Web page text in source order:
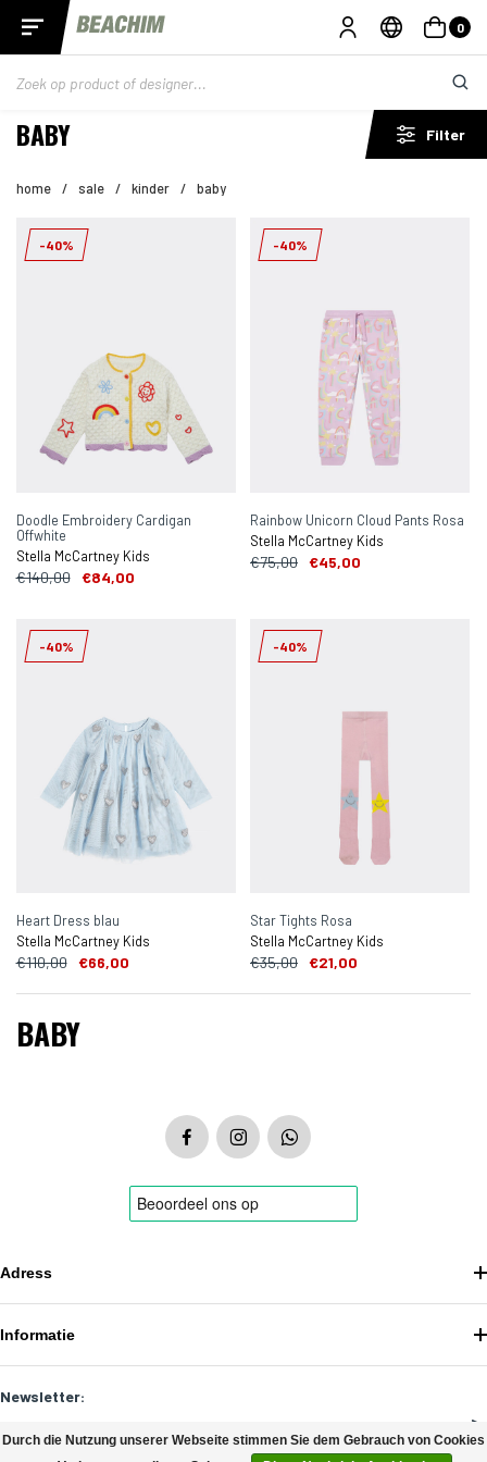
0
BABY Filter
home / sale / kinder / baby
-40%
Doodle Embroidery Cardigan
Offwhite
Stella McCartney Kids
€140,00 €84,00
-40%
Rainbow Unicorn Cloud Pants Rosa
Stella McCartney Kids
€75,00 €45,00
-40%
Heart Dress blau
Stella McCartney Kids
€110,00 €66,00
-40%
Star Tights Rosa
Stella McCartney Kids
€35,00 €21,00
BABY
Adress
Informatie
Newsletter:
Durch die Nutzung unserer Webseite stimmen Sie dem Gebrauch von Cookies